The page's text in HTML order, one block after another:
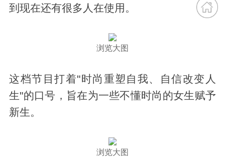
到现在还有很多人在使用。
浏览大图
这档节目打着"时尚重塑自我、自信改变人
生"的口号，旨在为一些不懂时尚的女生赋予
新生。
浏览大图